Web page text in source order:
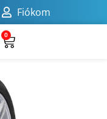
Fiókom
0